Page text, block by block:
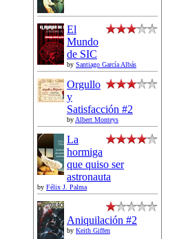
El
Mundo
de SIC
by Santiago García Albás
Orgullo
y
Satisfacción #2
by Albert Monteys
La
hormiga
que quiso ser
astronauta
by Félix J. Palma
Aniquilación #2
by Keith Giffen